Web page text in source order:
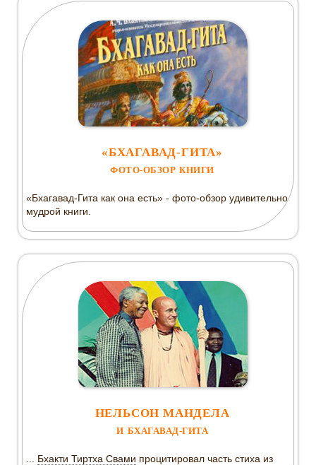
«БХАГАВАД-ГИТА»
ФОТО-ОБЗОР КНИГИ
«Бхагавад-Гита как она есть» - фото-обзор удивительно
мудрой книги.
НЕЛЬСОН МАНДЕЛА
И БХАГАВАД-ГИТА
Бхакти Тиртха Свами процитировал часть стиха из